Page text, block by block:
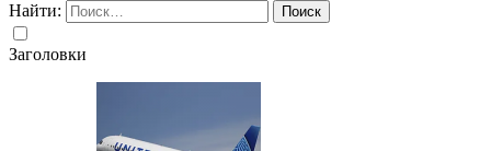
Найти:
Заголовки